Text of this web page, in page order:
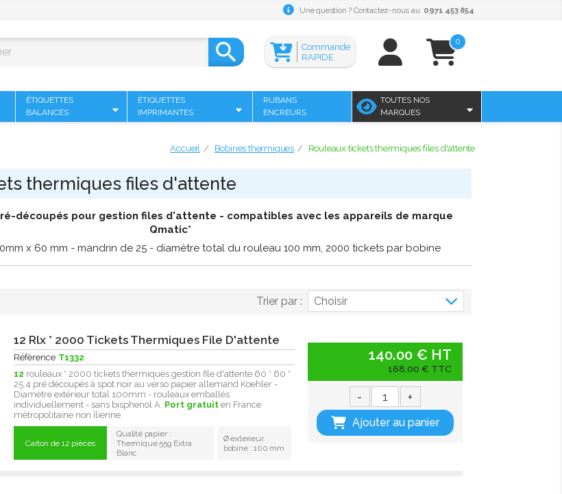
Une question ? Contactez-nous au 0971 453 854
 0
Commande
RAPIDE
ÉTIQUETTES
BALANCES
ÉTIQUETTES
IMPRIMANTES
RUBANS
ENCREURS
TOUTES NOS
MARQUES
Accueil Bobines thermiques Rouleaux tickets thermiques files d'attente
thermiques files d'attente
découpés pour gestion files d'attente - compatibles avec les appareils de marque
Qmatic*
x 60 mm - mandrin de 25 - diamètre total du rouleau 100 mm, 2000 tickets par bobine
Trier par : Choisir
12 Rlx * 2000 Tickets Thermiques File D'attente
Référence T1332
12 rouleaux * 2000 tickets thermiques gestion file d'attente 60 * 60 *
25.4 pré découpés à spot noir au verso papier allemand Koehler -
Diamètre extérieur total 100mm - rouleaux emballés
individuellement - sans bisphenol A. Port gratuit en France
métropolitaine non îlienne.
Carton de 12 pièces
Qualité papier :
Thermique 55g Extra
Blanc
Ø extérieur
bobine : 100 mm
140.00 € HT
168,00 € TTC
- +
Ajouter au panier